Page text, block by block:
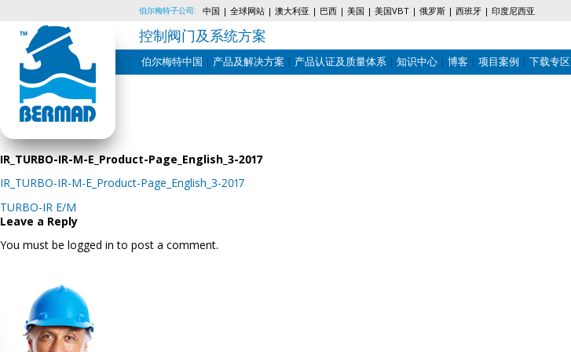
Skip
content
伯尔梅特子公司: 中国 全球网站 澳大利亚 巴西 美国 美国VBT 俄罗斯 西班牙 印度尼西亚
控制阀门及系统方案
伯尔梅特中国 产品及解决方案 产品认证及质量体系 知识中心 博客 项目案例 下载专区
IR_TURBO-IR-M-E_Product-Page_English_3-2017
IR_TURBO-IR-M-E_Product-Page_English_3-2017
Post
navigation
TURBO-IR E/M
Leave a Reply
You must be logged in to post a comment.